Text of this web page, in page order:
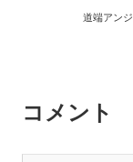
道端アン
コメント